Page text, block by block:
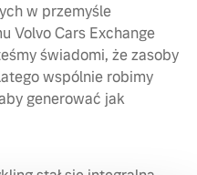
w przemyśle
Volvo Cars Exchange
świadomi, że zasoby
wspólnie robimy
generować jak